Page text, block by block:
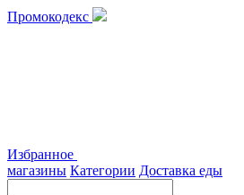
Промокодекс
Избранное
магазины Категории Доставка еды